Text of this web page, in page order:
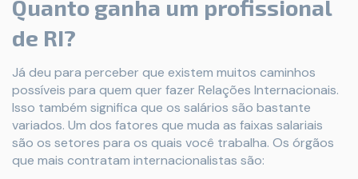
Quanto ganha um profissional
de RI?
Já deu para perceber que existem muitos caminhos
possíveis para quem quer fazer Relações Internacionais.
Isso também significa que os salários são bastante
variados. Um dos fatores que muda as faixas salariais
são os setores para os quais você trabalha. Os órgãos
que mais contratam internacionalistas são: